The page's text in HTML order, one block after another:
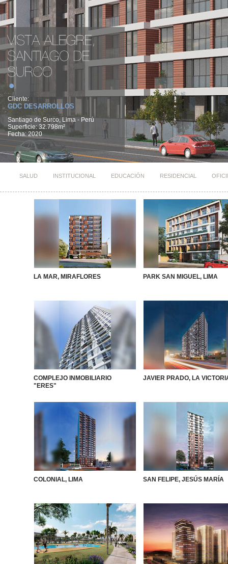
Cliente:
GDC DESARROLLOS
Santiago de Surco, Lima - Perú
Superficie: 32.798m²
Fecha: 2020
SALUD INSTITUCIONAL EDUCACIÓN RESIDENCIAL
LA MAR, MIRAFLORES PARK SAN MIGUEL, LIMA
COMPLEJO INMOBILIARIO
"ERES"
JAVIER PRADO, LA
COLONIAL, LIMA SAN FELIPE, JESÚS MARÍA